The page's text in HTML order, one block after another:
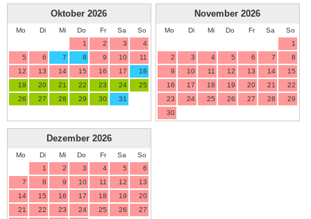
Oktober 2026
Mo Di Mi Do Fr Sa
So
1
2 3
4
5
6 7 8 9 10
11
12
13 14 15 16 17
18
19
20 21 22 23 24
25
26
27 28 29 30 31
November 2026
Mo Di Mi Do Fr Sa
So
1
2
3 4 5 6 7
8
9
10 11 12 13 14
15
16
17 18 19 20 21
22
23
24 25 26 27 28
29
30
Dezember 2026
Mo Di Mi Do Fr Sa
So
1
2 3 4 5
6
7
8 9 10 11 12
13
14
15 16 17 18 19
20
21
22 23 24 25 26
27